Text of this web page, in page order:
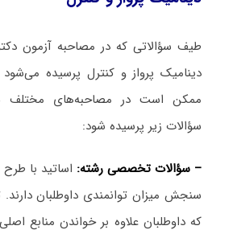
طیف سؤالاتی که در مصاحبه آزمون
دینامیک پرواز و کنترل پرسیده
ممکن است در مصاحبه‌های مختلف
سؤالات زیر پرسیده شود:
– سؤالات تخصصی رشته: اساتید با
سنجش میزان توانمندی داوطلبان
که داوطلبان علاوه بر خواندن منابع